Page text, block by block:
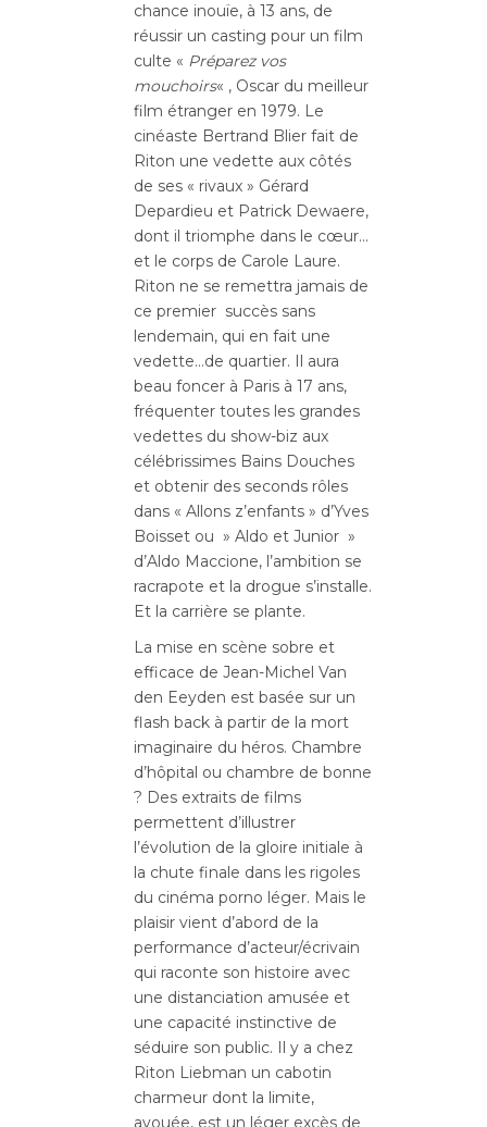
chance inouïe, à 13 ans, de
réussir un casting pour un film
culte « Préparez vos
mouchoirs« , Oscar du meilleur
film étranger en 1979. Le
cinéaste Bertrand Blier fait de
Riton une vedette aux côtés
de ses « rivaux » Gérard
Depardieu et Patrick Dewaere,
dont il triomphe dans le cœur…
et le corps de Carole Laure.
Riton ne se remettra jamais de
ce premier succès sans
lendemain, qui en fait une
vedette…de quartier. Il aura
beau foncer à Paris à 17 ans,
fréquenter toutes les grandes
vedettes du show-biz aux
célébrissimes Bains Douches
et obtenir des seconds rôles
dans « Allons z’enfants » d’Yves
Boisset ou » Aldo et Junior »
d’Aldo Maccione, l’ambition se
racrapote et la drogue s’installe.
Et la carrière se plante.
La mise en scène sobre et
efficace de Jean-Michel Van
den Eeyden est basée sur un
flash back à partir de la mort
imaginaire du héros. Chambre
d’hôpital ou chambre de bonne
? Des extraits de films
permettent d’illustrer
l’évolution de la gloire initiale à
la chute finale dans les rigoles
du cinéma porno léger. Mais le
plaisir vient d’abord de la
performance d’acteur/écrivain
qui raconte son histoire avec
une distanciation amusée et
une capacité instinctive de
séduire son public. Il y a chez
Riton Liebman un cabotin
charmeur dont la limite,